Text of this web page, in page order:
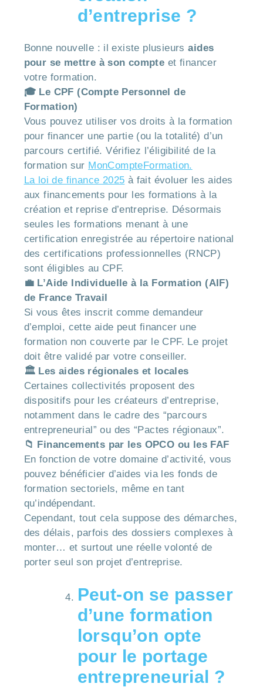
d’entreprise ?
Bonne nouvelle : il existe plusieursaides
pour se mettre à son compte et financer
votre formation.
🎓 Le CPF (Compte Personnel de
Formation)
Vous pouvez utiliser vos droits à la formation
pour financer une partie (ou la totalité) d’un
parcours certifié. Vérifiez l’éligibilité de la
formation sur MonCompteFormation.
La loi de finance 2025 à fait évoluer les aides
aux financements pour les formations à la
création et reprise d’entreprise. Désormais
seules les formations menant à une
certification enregistrée au répertoire national
des certifications professionnelles (RNCP)
sont éligibles au CPF.
💼 L’Aide Individuelle à la Formation (AIF)
de France Travail
Si vous êtes inscrit comme demandeur
d’emploi, cette aide peut financer une
formation non couverte par le CPF. Le projet
doit être validé par votre conseiller.
🏛️ Les aides régionales et locales
Certaines collectivités proposent des
dispositifs pour les créateurs d’entreprise,
notamment dans le cadre des “parcours
entrepreneurial” ou des “Pactes régionaux”.
📁 Financements par les OPCO ou les FAF
En fonction de votre domaine d’activité, vous
pouvez bénéficier d’aides via les fonds de
formation sectoriels, même en tant
qu’indépendant.
Cependant, tout cela suppose des démarches,
des délais, parfois des dossiers complexes à
monter… et surtout une réelle volonté de
porter seul son projet d’entreprise.
Peut-on se passer
d’une formation
lorsqu’on opte
pour le portage
entrepreneurial ?